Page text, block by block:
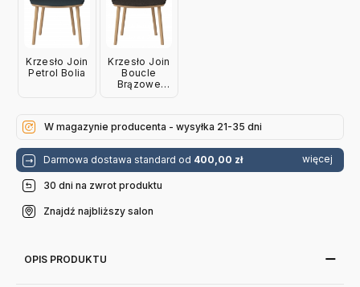
Krzesło Join
Petrol Bolia
Krzesło Join
Boucle
Brązowe
W magazynie producenta - wysyłka 21-35 dni
Darmowa dostawa standard od 400,00 zł więcej
30 dni na zwrot produktu
Znajdź najbliższy salon
OPIS PRODUKTU